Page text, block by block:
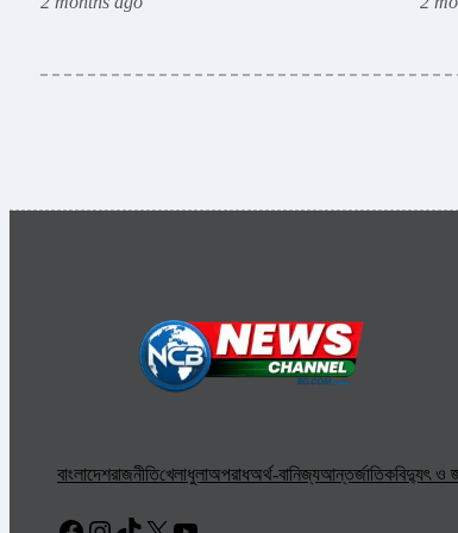
বাংলাদেশরাজনীতিখেলাধুলাঅপরাধঅর্থ-বানিজ্যআন্তর্জাতিকবিদ্যুৎ ও